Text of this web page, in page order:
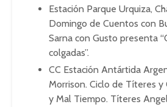
Estación Parque Urquiza,
Domingo de Cuentos con
Sarna con Gusto presenta
colgadas”.
CC Estación Antártida
Morrison. Ciclo de Títeres y
y Mal Tiempo. Títeres